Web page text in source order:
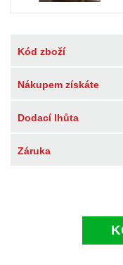
Kód zboží
Nákupem získáte
Dodací lhůta
Záruka